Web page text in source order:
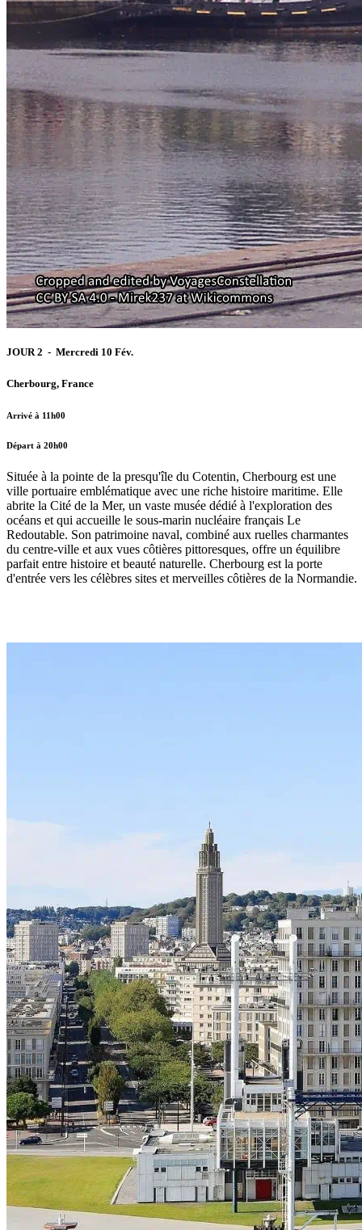
JOUR 2 - Mercredi 10 Fév.
Cherbourg, France
Arrivé à 11h00
Départ à 20h00
Située à la pointe de la presqu'île du Cotentin, Cherbourg est une
ville portuaire emblématique avec une riche histoire maritime. Elle
abrite la Cité de la Mer, un vaste musée dédié à l'exploration des
océans et qui accueille le sous-marin nucléaire français Le
Redoutable. Son patrimoine naval, combiné aux ruelles charmantes
du centre-ville et aux vues côtières pittoresques, offre un équilibre
parfait entre histoire et beauté naturelle. Cherbourg est la porte
d'entrée vers les célèbres sites et merveilles côtières de la Normandie.